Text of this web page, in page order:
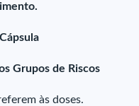
Grupos de Riscos
às doses.